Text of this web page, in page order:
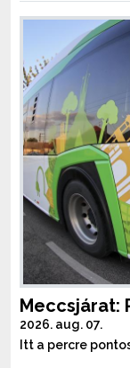
Meccsjárat:
2026. aug. 07.
Itt a percre